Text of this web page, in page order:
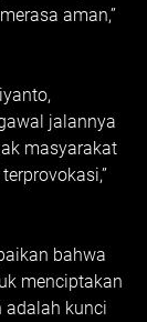
aman,”
jalannya
masyarakat
bahwa
menciptakan
adalah kunci